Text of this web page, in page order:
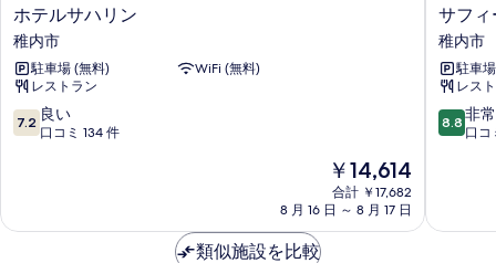
るホ
テ
ル
サ
ハ
リ
ン
ホテルサハリン
稚内市
駐車場 (無料)
WiFi (無料)
レストラン
10
段
い、
7.2 良い
口コミ 134 件
現
在
の
￥14,614
合計 ￥17,682
8 月 16 日 ～ 8 月 17 日
サ
フ
ィ
ー
ル
ホ
テ
内
サフィ
稚内市
駐車
レス
10
段
常
8.8 非
口コ
類似施設を比較